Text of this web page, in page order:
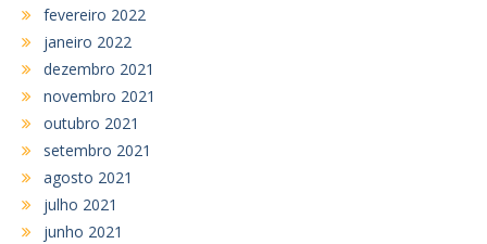
fevereiro 2022
janeiro 2022
dezembro 2021
novembro 2021
outubro 2021
setembro 2021
agosto 2021
julho 2021
junho 2021